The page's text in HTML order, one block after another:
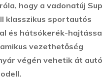
hogy a vadonatúj
klasszikus sportautós
és hátsókerék-
vezethetőség
végén vehetik át